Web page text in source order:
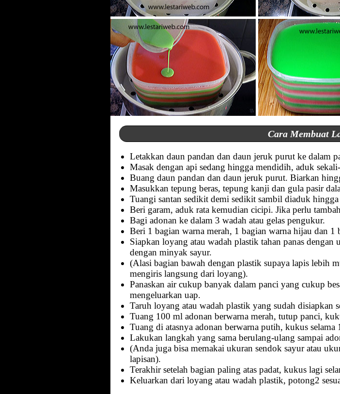
Cara Membuat
Letakkan daun pandan dan daun jeruk purut ke dalam
Masak dengan api sedang hingga mendidih, aduk
Buang daun pandan dan daun jeruk purut. Biarkan
Masukkan tepung beras, tepung kanji dan gula pasir
Tuangi santan sedikit demi sedikit sambil diaduk
Beri garam, aduk rata kemudian cicipi. Jika perlu
Bagi adonan ke dalam 3 wadah atau gelas pengukur.
Beri 1 bagian warna merah, 1 bagian warna hijau dan 1
Siapkan loyang atau wadah plastik tahan panas
dengan minyak sayur.
(Alasi bagian bawah dengan plastik supaya lapis lebih
mengiris langsung dari loyang).
Panaskan air cukup banyak dalam panci yang cukup
mengeluarkan uap.
Taruh loyang atau wadah plastik yang sudah disiapkan
Tuang 100 ml adonan berwarna merah, tutup panci,
Tuang di atasnya adonan berwarna putih, kukus
Lakukan langkah yang sama berulang-ulang sampai
(Anda juga bisa memakai ukuran sendok sayur atau
lapisan).
Terakhir setelah bagian paling atas padat, kukus lagi
Keluarkan dari loyang atau wadah plastik, potong2